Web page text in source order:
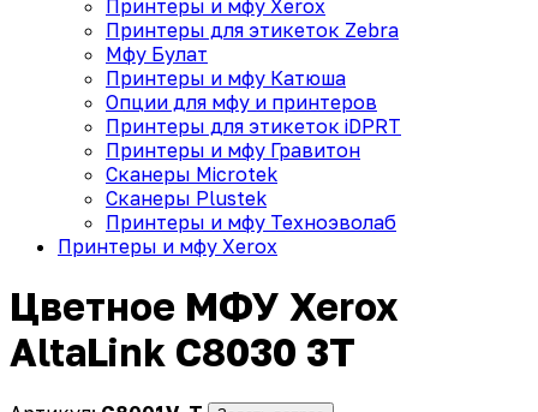
Принтеры и мфу Xerox
Принтеры для этикеток Zebra
Мфу Булат
Принтеры и мфу Катюша
Опции для мфу и принтеров
Принтеры для этикеток iDPRT
Принтеры и мфу Гравитон
Сканеры Microtek
Сканеры Plustek
Принтеры и мфу Техноэволаб
Принтеры и мфу Xerox
Цветное МФУ Xerox
AltaLink C8030 3T